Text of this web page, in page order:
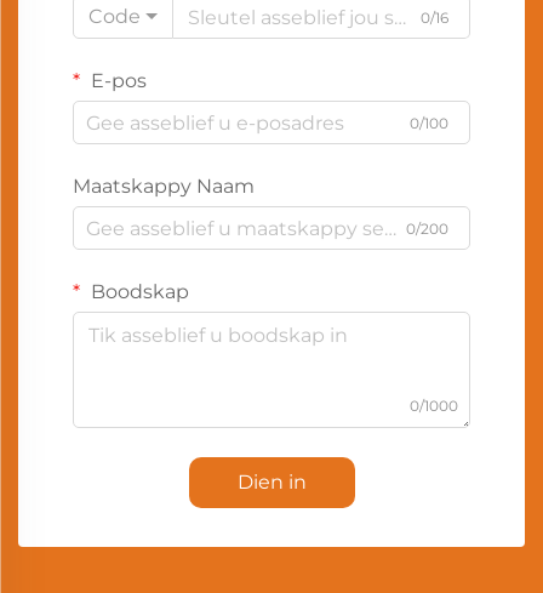
Code
0/16
E-pos
0/100
Maatskappy Naam
0/200
Boodskap
0/1000
Dien in